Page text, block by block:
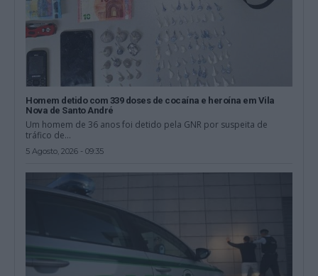
Homem detido com 339 doses de cocaína e heroína em Vila
Nova de Santo André
Um homem de 36 anos foi detido pela GNR por suspeita de
tráfico de...
5 Agosto, 2026 - 09:35